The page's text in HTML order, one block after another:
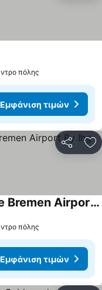
πόλης
Εμφάνιση τιμών
Holiday Inn - The Niu, Crusoe Bremen Airport By Ihg
πόλης
Εμφάνιση τιμών